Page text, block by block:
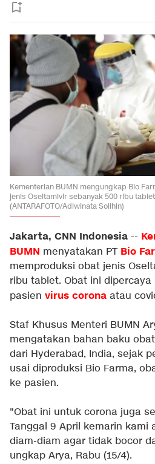
Kementerian BUMN mengungkap Bio
jenis Oseltamivir sebanyak 500 ribu
(ANTARAFOTO/Adiwinata Solihin)
Jakarta, CNN Indonesia --
BUMN menyatakan PT Bio
memproduksi obat jenis
ribu tablet. Obat ini
pasien virus corona atau
Staf Khusus Menteri BUMN
mengatakan bahan baku
dari Hyderabad, India, sejak
usai diproduksi Bio Farma,
ke pasien.
"Obat ini untuk corona juga
Tanggal 9 April kemarin kami
diam-diam agar tidak bocor
ungkap Arya, Rabu (15/4).